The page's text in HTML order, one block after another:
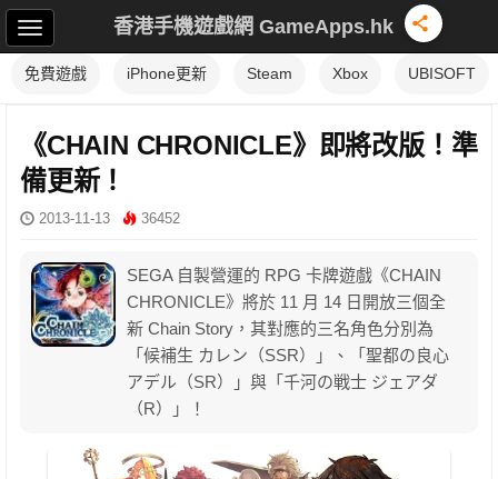
香港手機遊戲網 GameApps.hk
免費遊戲 iPhone更新 Steam Xbox UBISOFT
《CHAIN CHRONICLE》即將改版！準
備更新！
2013-11-13 36452
SEGA 自製營運的 RPG 卡牌遊戲《CHAIN
CHRONICLE》將於 11 月 14 日開放三個全
新 Chain Story，其對應的三名角色分別為
「候補生 カレン（SSR）」、「聖都の良心
アデル（SR）」與「千河の戦士 ジェアダ
（R）」！